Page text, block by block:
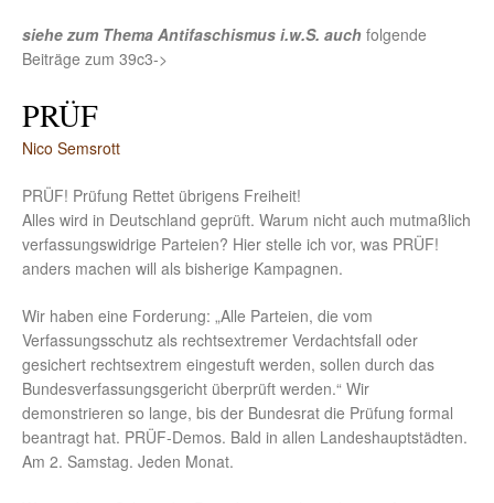
siehe zum Thema Antifaschismus i.w.S. auch folgende
Beiträge zum 39c3->
PRÜF
Nico Semsrott
PRÜF! Prüfung Rettet übrigens Freiheit!
Alles wird in Deutschland geprüft. Warum nicht auch mutmaßlich
verfassungswidrige Parteien? Hier stelle ich vor, was PRÜF!
anders machen will als bisherige Kampagnen.
Wir haben eine Forderung: „Alle Parteien, die vom
Verfassungsschutz als rechtsextremer Verdachtsfall oder
gesichert rechtsextrem eingestuft werden, sollen durch das
Bundesverfassungsgericht überprüft werden.“ Wir
demonstrieren so lange, bis der Bundesrat die Prüfung formal
beantragt hat. PRÜF-Demos. Bald in allen Landeshauptstädten.
Am 2. Samstag. Jeden Monat.